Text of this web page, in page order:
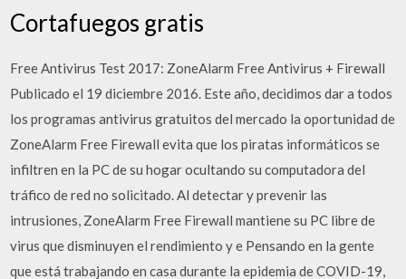
Cortafuegos gratis
Free Antivirus Test 2017: ZoneAlarm Free Antivirus + Firewall
Publicado el 19 diciembre 2016. Este año, decidimos dar a todos
los programas antivirus gratuitos del mercado la oportunidad de
ZoneAlarm Free Firewall evita que los piratas informáticos se
infiltren en la PC de su hogar ocultando su computadora del
tráfico de red no solicitado. Al detectar y prevenir las
intrusiones, ZoneAlarm Free Firewall mantiene su PC libre de
virus que disminuyen el rendimiento y e Pensando en la gente
que está trabajando en casa durante la epidemia de COVID-19,